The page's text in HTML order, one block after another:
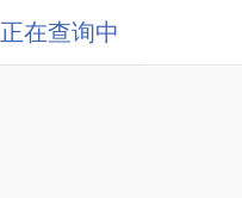
正在查询中